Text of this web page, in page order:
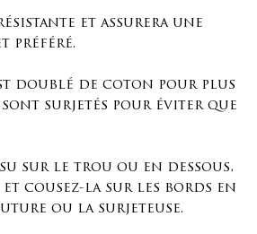
et assurera une
préféré.
doublé de coton pour plus
surjetés pour éviter que
sur le trou ou en dessous,
cousez-la sur les bords en
ou la surjeteuse.